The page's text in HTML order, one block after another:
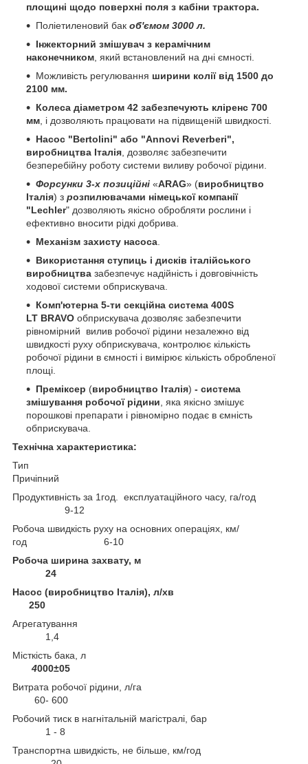
площинi щодо поверхнi поля з кабiни трактора.
Полiетиленовий бак об'ємом 3000 л.
Iнжекторний змiшувач з керамiчним
наконечником , який встановлений на днi ємностi.
Можливiсть регулювання ширини колiї вiд 1500 до
2100 мм.
Колеса дiаметром 42 забезпечують клiренс 700
мм , i дозволяють працювати на пiдвищенiй швидкостi.
Насос "Bertolini" або "Annovi Reverberi",
виробництва Італiя , дозволяє забезпечити
безперебiйну роботу системи виливу робочої рiдини.
Форсунки 3-х позиційні «ARAG» (виробництво
Італiя) з розпилювачами нiмецької компанiї
"Lechler" дозволяють якiсно обробляти рослини i
ефективно вносити рiдкi добрива.
Механiзм захисту насоса
Використання ступиць i дискiв iталiйського
виробництва забезпечує надiйнiсть i довговiчнiсть
ходової системи обприскувача.
Комп'ютерна 5-ти секцiйна система 400S
LT BRAVO обприскувача дозволяє забезпечити
рiвномiрний вилив робочої рiдини незалежно вiд
швидкостi руху обприскувача, контролює кiлькiсть
робочої рiдини в ємностi i вимiрює кiлькiсть обробленої
площi.
Премiксер (виробництво Італiя) - система
змiшування робочої рiдини , яка якiсно змiшує
порошковi препарати i рiвномiрно подає в ємнiсть
обприскувача.
Технічна характеристика:
Тип
Причіпний
Продуктивність за 1год. експлуатаційного часу, га/год
9-12
Робоча швидкість руху на основних операціях, км/
год 6-10
Робоча ширина захвату, м
24
Насос (виробництво Італія), л/хв
250
Агрегатування
1,4
Місткість бака, л
4000±05
Витрата робочої рідини, л/га
60- 600
Робочий тиск в нагнітальній магістралі, бар
1 - 8
Транспортна швидкість, не більше, км/год